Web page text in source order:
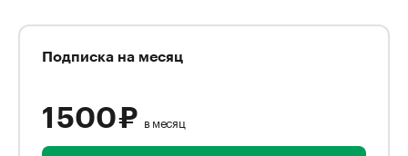
Подписка на месяц
1 500 ₽ в месяц